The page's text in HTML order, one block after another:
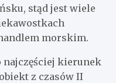
stąd jest wiele
morskim.
najczęściej kierunek
z czasów II